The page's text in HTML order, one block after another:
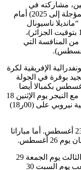
مشاركته في
البطولة الإفريقية للمحليين “شان-2024” (المؤجلة إلى 2025) أمام
“مانديلا ناسيونال
ستاديوم” بالعاصمة كامبالا ابتداء من (00ر18 بتوقيت الجزائر)،
من المنافسة التي
الإفريقية لكرة
بوقرة في الجولة
منتخب جنوب إفريقيا يوم الجمعة 8 أغسطس بكمبالا أيضا
على (00ر15) قبل أن يتبارى الفريق الوطني مع النيجر يوم الإثنين 18
أغسطس بمدينة نيايو بملعب بالعاصمة الكينية نيروبي على (00ر18)
وتلعب لقاءات الدور ربع النهائي يومي 22 و23 أغسطس. أما مباراتا
أغسطس.
وتمت برمجة المباراة الترتيبية لنيل المركز الثالث يوم الجمعة 29
أغسطس بكامبالا (00ر16) أما النهائي فسيلعب يوم السبت 30